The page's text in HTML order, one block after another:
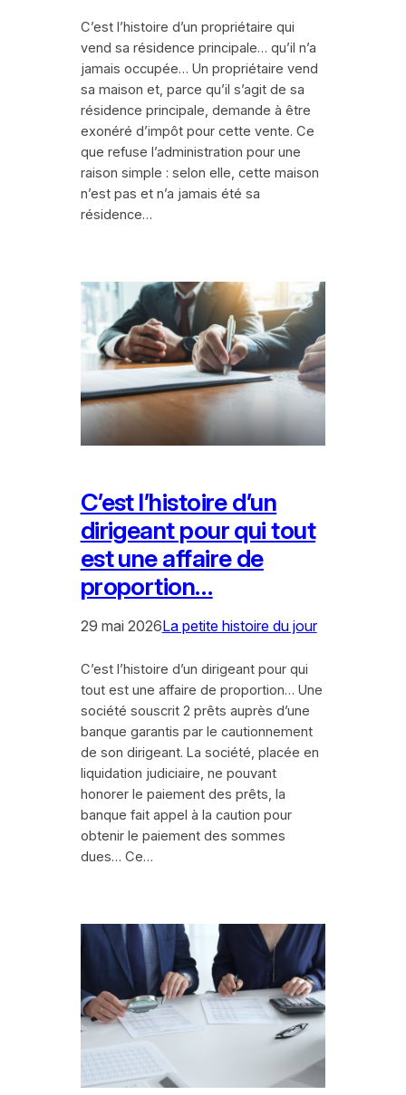
C’est l’histoire d’un propriétaire qui
vend sa résidence principale… qu’il n’a
jamais occupée… Un propriétaire vend
sa maison et, parce qu’il s’agit de sa
résidence principale, demande à être
exonéré d’impôt pour cette vente. Ce
que refuse l’administration pour une
raison simple : selon elle, cette maison
n’est pas et n’a jamais été sa
résidence…
C’est l’histoire d’un
dirigeant pour qui tout
est une affaire de
proportion…
29 mai 2026La petite histoire du jour
C’est l’histoire d’un dirigeant pour qui
tout est une affaire de proportion… Une
société souscrit 2 prêts auprès d’une
banque garantis par le cautionnement
de son dirigeant. La société, placée en
liquidation judiciaire, ne pouvant
honorer le paiement des prêts, la
banque fait appel à la caution pour
obtenir le paiement des sommes
dues… Ce…